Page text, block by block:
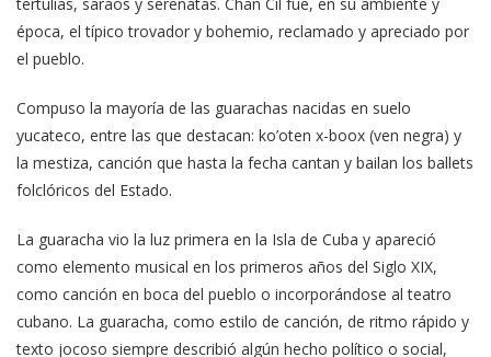
época, el típico trovador y bohemio, reclamado y apreciado por
el pueblo.
Compuso la mayoría de las guarachas nacidas en suelo
yucateco, entre las que destacan: ko’oten x-boox (ven negra) y
la mestiza, canción que hasta la fecha cantan y bailan los ballets
folclóricos del Estado.
La guaracha vio la luz primera en la Isla de Cuba y apareció
como elemento musical en los primeros años del Siglo XIX,
como canción en boca del pueblo o incorporándose al teatro
cubano. La guaracha, como estilo de canción, de ritmo rápido y
texto jocoso siempre describió algún hecho político o social,